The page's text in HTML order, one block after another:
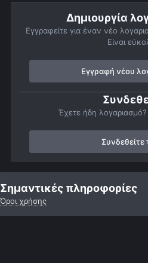
Δημιουργία
Εγγραφείτε για έναν νέο
Είναι
Εγγραφή νέου
Έχετε ήδη
Αρχή Αστροφωτογραφίες
Σημαντικές πληροφορίες
Όροι χρήσης
Forum